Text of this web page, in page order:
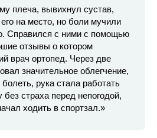
плеча, вывихнул сустав,
на место, но боли мучили
Справился с ними с помощью
отзывы о котором
врач ортопед. Через две
значительное облегчение,
рука стала работать
страха перед непогодой,
ходить в спортзал.»